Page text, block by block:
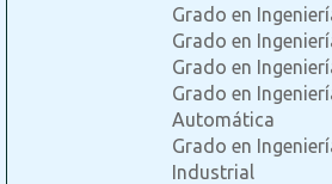
Grado en
Grado en
Grado en
Grado en
Automática
Grado en
Industrial